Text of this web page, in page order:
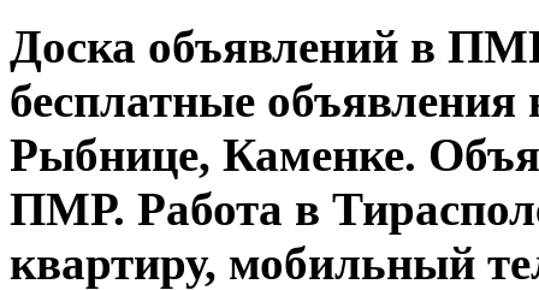
Доска объявлений в
бесплатные объявления
Рыбнице, Каменке.
ПМР. Работа в
квартиру, мобильный